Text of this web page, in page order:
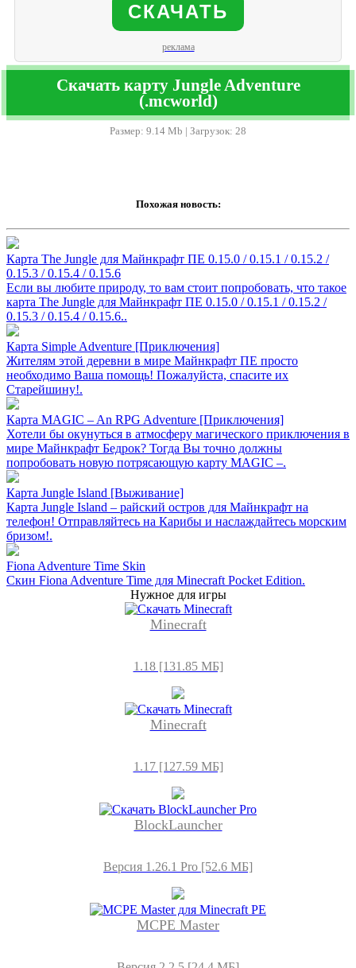
СКАЧАТЬ
реклама
Скачать карту Jungle Adventure
(.mcworld)
Размер: 9.14 Mb | Загрузок: 28
Похожая новость:
Карта The Jungle для Майнкрафт ПЕ 0.15.0 / 0.15.1 / 0.15.2 /
0.15.3 / 0.15.4 / 0.15.6
Если вы любите природу, то вам стоит попробовать, что такое
карта The Jungle для Майнкрафт ПЕ 0.15.0 / 0.15.1 / 0.15.2 /
0.15.3 / 0.15.4 / 0.15.6..
Карта Simple Adventure [Приключения]
Жителям этой деревни в мире Майнкрафт ПЕ просто
необходимо Ваша помощь! Пожалуйста, спасите их
Старейшину!.
Карта MAGIC – An RPG Adventure [Приключения]
Хотели бы окунуться в атмосферу магического приключения в
мире Майнкрафт Бедрок? Тогда Вы точно должны
попробовать новую потрясающую карту MAGIC –.
Карта Jungle Island [Выживание]
Карта Jungle Island – райский остров для Майнкрафт на
телефон! Отправляйтесь на Карибы и наслаждайтесь морским
бризом!.
Fiona Adventure Time Skin
Скин Fiona Adventure Time для Minecraft Pocket Edition.
Нужное для игры
Minecraft
1.18 [131.85 МБ]
Minecraft
1.17 [127.59 МБ]
BlockLauncher
Версия 1.26.1 Pro [52.6 МБ]
MCPE Master